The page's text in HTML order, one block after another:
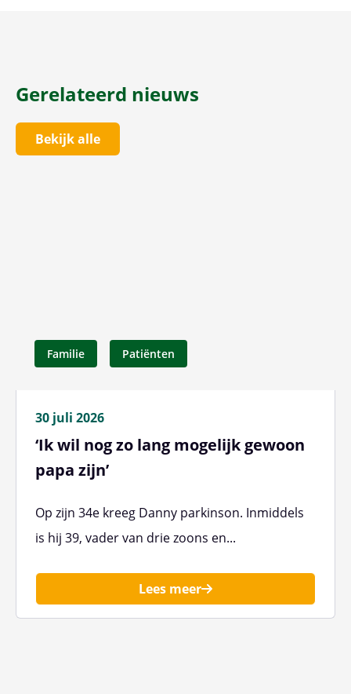
Gerelateerd nieuws
Bekijk alle
Familie Patiënten
30 juli 2026
‘Ik wil nog zo lang mogelijk gewoon
papa zijn’
Op zijn 34e kreeg Danny parkinson. Inmiddels
is hij 39, vader van drie zoons en...
Lees meer